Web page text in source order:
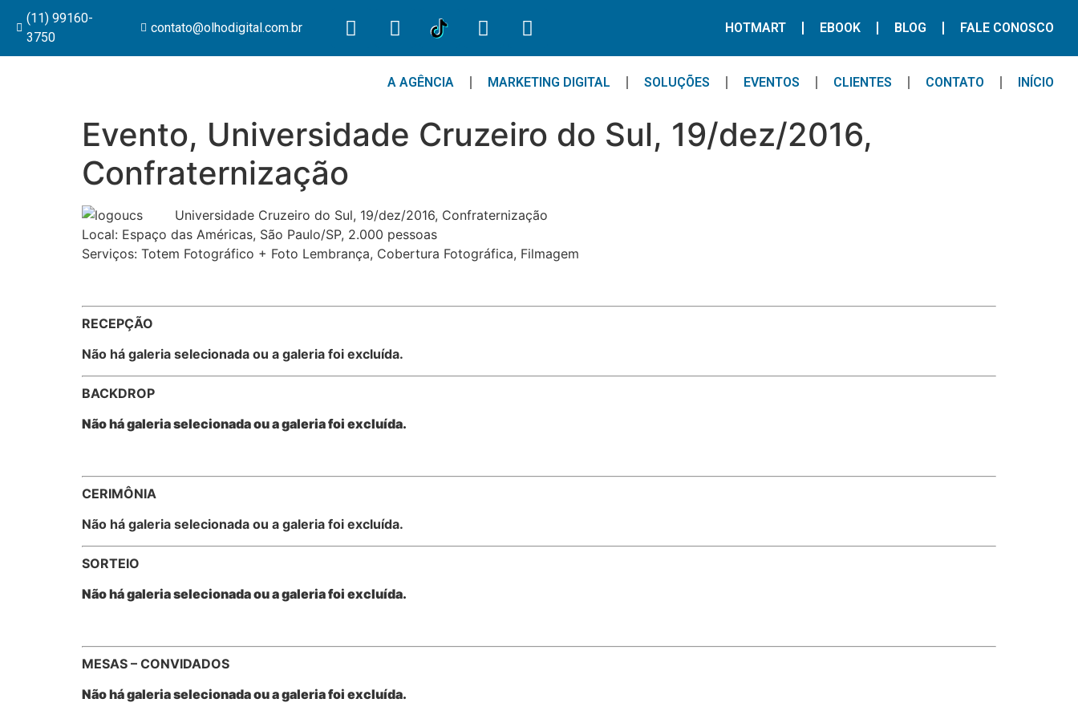
(11) 99160-
3750
contato@olhodigital.com.br HOTMART EBOOK BLOG FALE CONOSCO
A AGÊNCIA MARKETING DIGITAL SOLUÇÕES EVENTOS CLIENTES CONTATO INÍCIO
Evento, Universidade Cruzeiro do Sul, 19/dez/2016,
Confraternização
Universidade Cruzeiro do Sul, 19/dez/2016, Confraternização
Local: Espaço das Américas, São Paulo/SP, 2.000 pessoas
Serviços: Totem Fotográfico + Foto Lembrança, Cobertura Fotográfica, Filmagem
RECEPÇÃO
Não há galeria selecionada ou a galeria foi excluída.
BACKDROP
Não há galeria selecionada ou a galeria foi excluída.
CERIMÔNIA
Não há galeria selecionada ou a galeria foi excluída.
SORTEIO
Não há galeria selecionada ou a galeria foi excluída.
MESAS – CONVIDADOS
Não há galeria selecionada ou a galeria foi excluída.